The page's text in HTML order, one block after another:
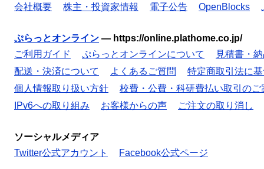
会社概要 株主・投資家情報 電子公告 OpenBlocks
ぷらっとオンライン — https://online.plathome.co.jp/
ご利用ガイド
ぷらっとオンラインについて
見積書・
配送・決済について
よくあるご質問
特定商取引法に
個人情報取り扱い方針
校費・公費・科研費払い取引のご
IPv6への取り組み
お客様からの声 ご注文の取り消し
ソーシャルメディア
Twitter公式アカウント
Facebook公式ページ